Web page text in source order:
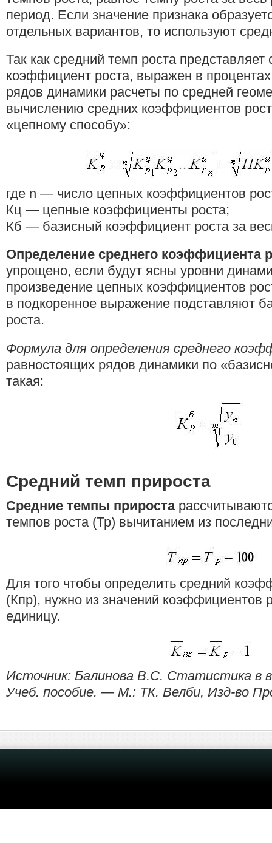
период. Если значение признака
отдельных вариантов, то используют
Так как средний темп роста представляет
коэффициент роста, выражен в
рядов динамики расчеты по средней
вычислению средних коэффициентов
«цепному способу»:
где n — число цепных коэффициентов
Кц — цепные коэффициенты роста;
Кб — базисный коэффициент роста за
Определение среднего коэффициента
упрощено, если будут ясны уровни
произведение цепных коэффициентов
в подкоренное выражение подставляют
роста.
Формула для определения среднего
равностоящих рядов динамики по
такая:
Средний темп прироста
Средние темпы прироста
темпов роста (Тр) вычитанием из
Для того чтобы определить средний
(Кпр), нужно из значений коэффициентов
единицу.
Источник: Балинова B.C. Статистика в
Учеб. пособие. — М.: ТК. Велби, Изд-во